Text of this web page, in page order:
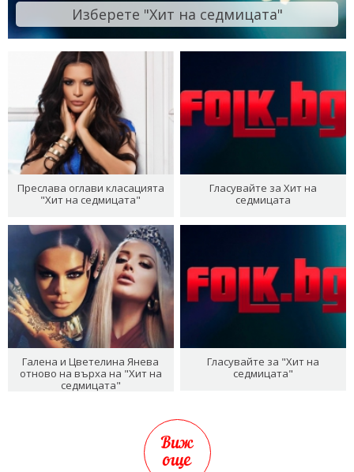
Изберете "Хит на седмицата"
Преслава оглави класацията
"Хит на седмицата"
Гласувайте за Хит на
седмицата
Галена и Цветелина Янева
отново на върха на "Хит на
седмицата"
Гласувайте за "Хит на
седмицата"
Виж
още